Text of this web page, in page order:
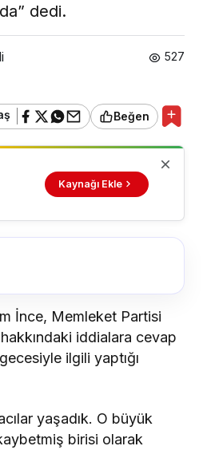
dedi.
527
Beğen
Kaynağı Ekle
İnce, Memleket Partisi
iddialara cevap
ilgili yaptığı
yaşadık. O büyük
birisi olarak